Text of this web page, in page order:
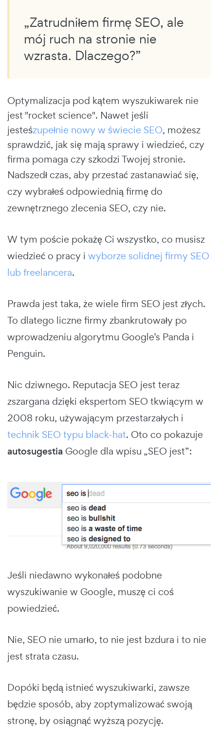
„Zatrudniłem firmę SEO, ale
mój ruch na stronie nie
wzrasta. Dlaczego?”
Optymalizacja pod kątem wyszukiwarek nie
jest "rocket science". Nawet jeśli
jesteśzupełnie nowy w świecie SEO, możesz
sprawdzić, jak się mają sprawy i wiedzieć, czy
firma pomaga czy szkodzi Twojej stronie.
Nadszedł czas, aby przestać zastanawiać się,
czy wybrałeś odpowiednią firmę do
zewnętrznego zlecenia SEO, czy nie.
W tym poście pokażę Ci wszystko, co musisz
wiedzieć o pracy i wyborze solidnej firmy SEO
lub freelancera.
Prawda jest taka, że wiele firm SEO jest złych.
To dlatego liczne firmy zbankrutowały po
wprowadzeniu algorytmu Google’s Panda i
Penguin.
Nic dziwnego. Reputacja SEO jest teraz
zszargana dzięki ekspertom SEO tkwiącym w
2008 roku, używającym przestarzałych i
technik SEO typu black-hat. Oto co pokazuje
autosugestia Google dla wpisu „SEO jest”:
Jeśli niedawno wykonałeś podobne
wyszukiwanie w Google, muszę ci coś
powiedzieć.
Nie, SEO nie umarło, to nie jest bzdura i to nie
jest strata czasu.
Dopóki będą istnieć wyszukiwarki, zawsze
będzie sposób, aby zoptymalizować swoją
stronę, by osiągnąć wyższą pozycję.